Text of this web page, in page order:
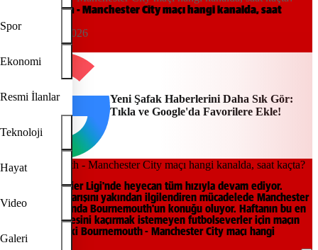
Spor
Ekonomi
Resmi İlanlar
Teknoloji
Hayat
Video
Galeri
Bournemouth - Manchester City maçı hangi kanalda, saat
15:07, 19/05/2026
Yeni Şafak Haberlerini Daha Sık Gör:
Tıkla ve Google'da Favorilere Ekle!
İngiltere Premier Ligi'nde heyecan tüm hızıyla devam ediyor.
Şampiyonluk yarışını yakından ilgilendiren mücadelede Manchester
City, deplasmanda Bournemouth'un konuğu oluyor. Haftanın bu en
kritik mücadelesini kaçırmak istemeyen futbolseverler için maçın
saati 21:30. Peki Bournemouth - Manchester City maçı hangi
kanalda?